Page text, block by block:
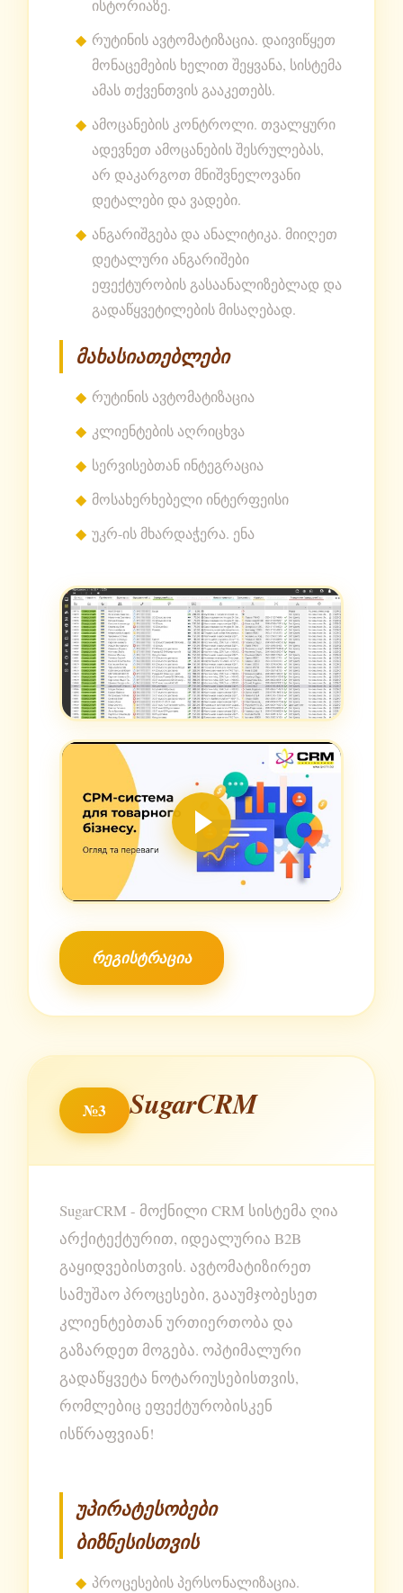
ისტორიაზე.
რუტინის ავტომატიზაცია. დაივიწყეთ
მონაცემების ხელით შეყვანა, სისტემა
ამას თქვენთვის გააკეთებს.
ამოცანების კონტროლი. თვალყური
ადევნეთ ამოცანების შესრულებას,
არ დაკარგოთ მნიშვნელოვანი
დეტალები და ვადები.
ანგარიშგება და ანალიტიკა. მიიღეთ
დეტალური ანგარიშები
ეფექტურობის გასაანალიზებლად და
გადაწყვეტილების მისაღებად.
მახასიათებლები
რუტინის ავტომატიზაცია
კლიენტების აღრიცხვა
სერვისებთან ინტეგრაცია
მოსახერხებელი ინტერფეისი
უკრ-ის მხარდაჭერა. ენა
რეგისტრაცია
№3 SugarCRM
SugarCRM - მოქნილი CRM სისტემა ღია
არქიტექტურით, იდეალურია B2B
გაყიდვებისთვის. ავტომატიზირეთ
სამუშაო პროცესები, გააუმჯობესეთ
კლიენტებთან ურთიერთობა და
გაზარდეთ მოგება. ოპტიმალური
გადაწყვეტა ნოტარიუსებისთვის,
რომლებიც ეფექტურობისკენ
ისწრაფვიან!
უპირატესობები
ბიზნესისთვის
პროცესების პერსონალიზაცია.